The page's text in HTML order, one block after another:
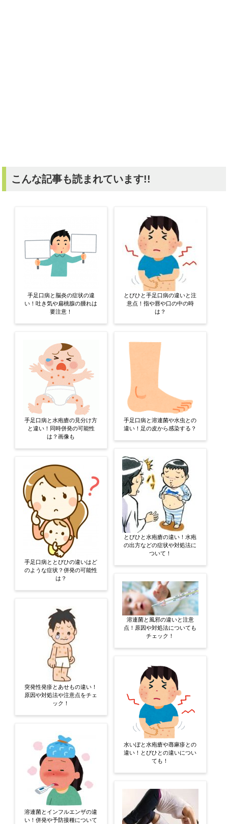
こんな記事も読まれています!!
手足口病と脳炎の症状の違
い！吐き気や扁桃腺の腫れは
要注意！
手足口病と水疱瘡の見分け方
と違い！同時併発の可能性
は？画像も
手足口病ととびひの違いはど
のような症状？併発の可能性
は？
突発性発疹とあせもの違い！
原因や対処法や注意点をチェ
ック！
溶連菌とインフルエンザの違
い！併発や予防接種について
とびひと手足口病の違いと注
意点！指や唇や口の中の時
は？
手足口病と溶連菌や水虫との
違い！足の皮から感染する？
とびひと水疱瘡の違い！水疱
の出方などの症状や対処法に
ついて！
溶連菌と風邪の違いと注意
点！原因や対処法についても
チェック！
水いぼと水疱瘡や蕁麻疹との
違い！とびひとの違いについ
ても！